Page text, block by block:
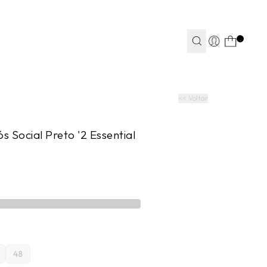
<< Voltar
Social Preto '2 Essential
48